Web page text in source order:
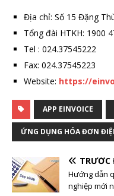
Địa chỉ: Số 15 Đặng
Tổng đài HTKH: 1900
Tel : 024.37545222
Fax: 024.37545223
Website: https://
APP EINVOICE
ỨNG DỤNG HÓA ĐƠN
TRƯỚC
Hướng dẫn
nghiệp mới